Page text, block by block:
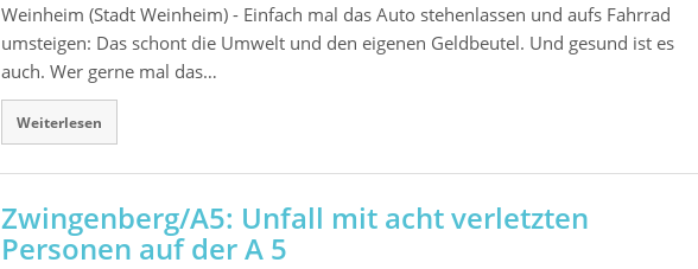
Weinheim (Stadt Weinheim) - Einfach mal das Auto stehenlassen und aufs Fahrrad
umsteigen: Das schont die Umwelt und den eigenen Geldbeutel. Und gesund ist es
auch. Wer gerne mal das…
Weiterlesen
Zwingenberg/A5: Unfall mit acht verletzten
Personen auf der A 5